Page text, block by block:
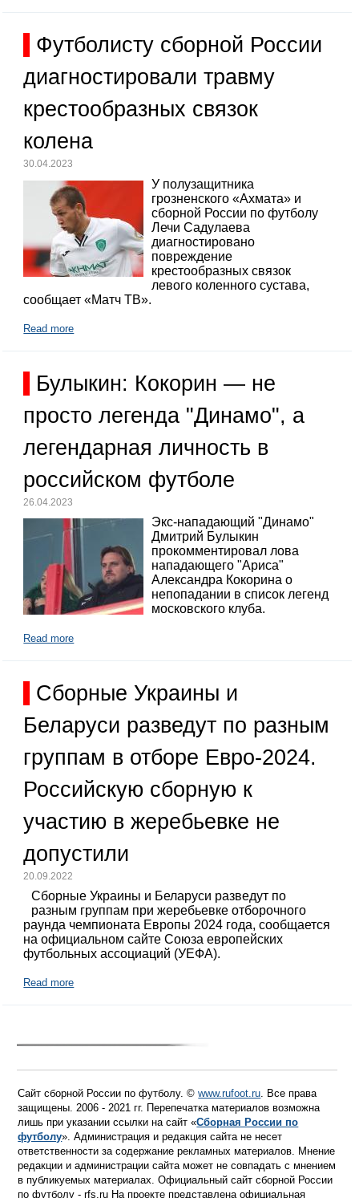
Футболисту сборной России
диагностировали травму
крестообразных связок
колена
30.04.2023
У полузащитника
грозненского «Ахмата» и
сборной России по футболу
Лечи Садулаева
диагностировано
повреждение
крестообразных связок
левого коленного сустава,
сообщает «Матч ТВ».
Read more
Булыкин: Кокорин — не
просто легенда "Динамо", а
легендарная личность в
российском футболе
26.04.2023
Экс-нападающий "Динамо"
Дмитрий Булыкин
прокомментировал лова
нападающего "Ариса"
Александра Кокорина о
непопадании в список легенд
московского клуба.
Read more
Сборные Украины и
Беларуси разведут по разным
группам в отборе Евро-2024.
Российскую сборную к
участию в жеребьевке не
допустили
20.09.2022
Сборные Украины и Беларуси разведут по
разным группам при жеребьевке отборочного
раунда чемпионата Европы 2024 года, сообщается
на официальном сайте Союза европейских
футбольных ассоциаций (УЕФА).
Read more
Сайт сборной России по футболу. ©www.rufoot.ru. Все права
защищены. 2006 - 2021 гг. Перепечатка материалов возможна
лишь при указании ссылки на сайт «Сборная России по
футболу». Администрация и редакция сайта не несет
ответственности за содержание рекламных материалов. Мнение
редакции и администрации сайта может не совпадать с мнением
в публикуемых материалах. Официальный сайт сборной России
по футболу - rfs.ru На проекте представлена официальная